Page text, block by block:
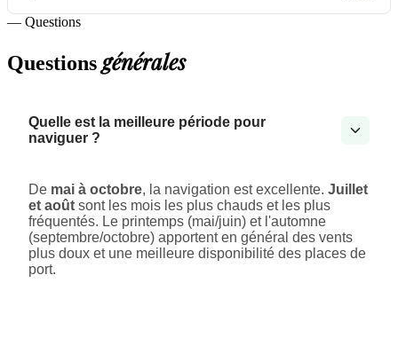
— Questions
Questionsgénérales
Quelle est la meilleure période pour
naviguer ?
De mai à octobre, la navigation est excellente. Juillet
et août sont les mois les plus chauds et les plus
fréquentés. Le printemps (mai/juin) et l'automne
(septembre/octobre) apportent en général des vents
plus doux et une meilleure disponibilité des places de
port.